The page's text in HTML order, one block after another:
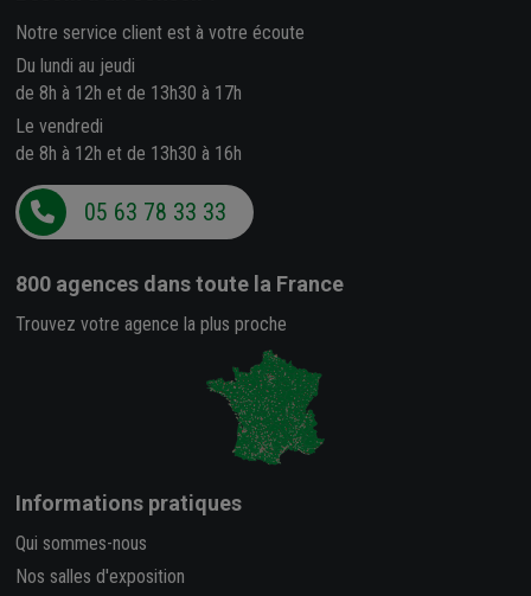
Notre service client est à votre écoute
Du lundi au jeudi
de 8h à 12h et de 13h30 à 17h
Le vendredi
de 8h à 12h et de 13h30 à 16h
05 63 78 33 33
800 agences dans toute la France
Trouvez votre agence la plus proche
Informations pratiques
Qui sommes-nous
Nos salles d'exposition